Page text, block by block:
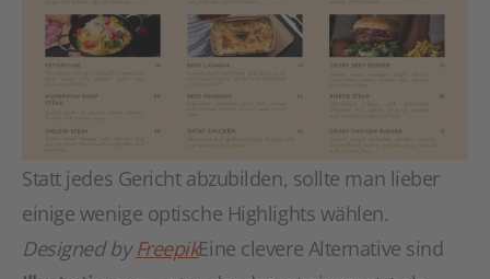
Statt jedes Gericht abzubilden, sollte man lieber
einige wenige optische Highlights wählen.
Designed byFreepikEine clevere Alternative sind